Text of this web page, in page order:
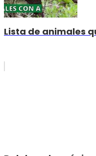
Lista de animales